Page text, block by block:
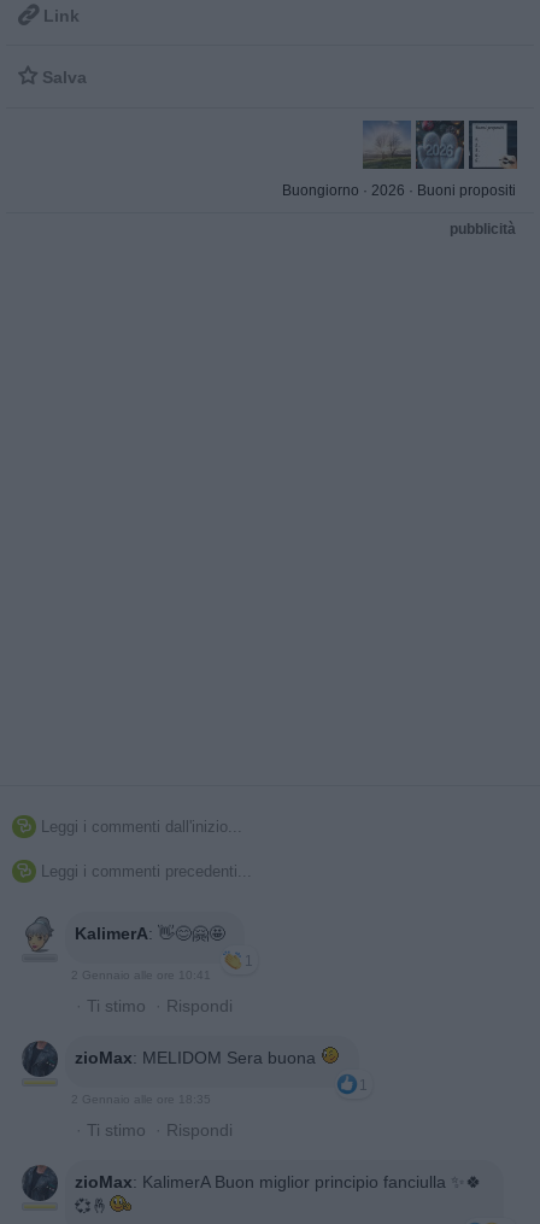
 Link
 Salva
Buongiorno · 2026 · Buoni propositi
pubblicità
 Leggi i commenti dall'inizio...
 Leggi i commenti precedenti...
KalimerA: 👋😊🤗🤩
1
2 Gennaio alle ore 10:41
· Ti stimo · Rispondi
zioMax: MELIDOM Sera buona
1
2 Gennaio alle ore 18:35
· Ti stimo · Rispondi
zioMax: KalimerA Buon miglior principio fanciulla ✨️🍀
💞🤞